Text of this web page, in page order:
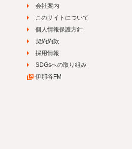
会社案内
このサイトについて
個人情報保護方針
契約約款
採用情報
SDGsへの取り組み
伊那谷FM